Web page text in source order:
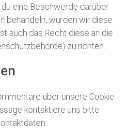
du eine Beschwerde darüber
behandeln, würden wir diese
auch das Recht diese an die
zu richten.
über unsere Cookie-
kontaktiere uns bitte